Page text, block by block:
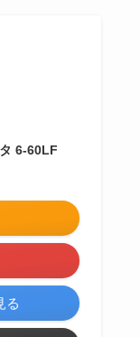
6-60LF
る